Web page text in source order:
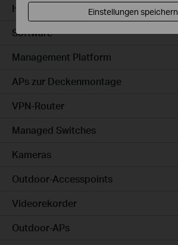
Hardware
Software
Management Platform
APs zur Deckenmontage
VPN-Router
Managed Switches
Kameras
Outdoor-Accesspoints
Videorekorder
Outdoor-APs
Einstellungen speichern